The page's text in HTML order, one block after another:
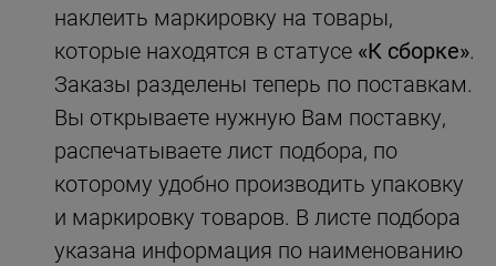
наклеить маркировку на товары,
которые находятся в статусе «К сборке».
Заказы разделены теперь по поставкам.
Вы открываете нужную Вам поставку,
распечатываете лист подбора, по
которому удобно производить упаковку
и маркировку товаров. В листе подбора
указана информация по наименованию